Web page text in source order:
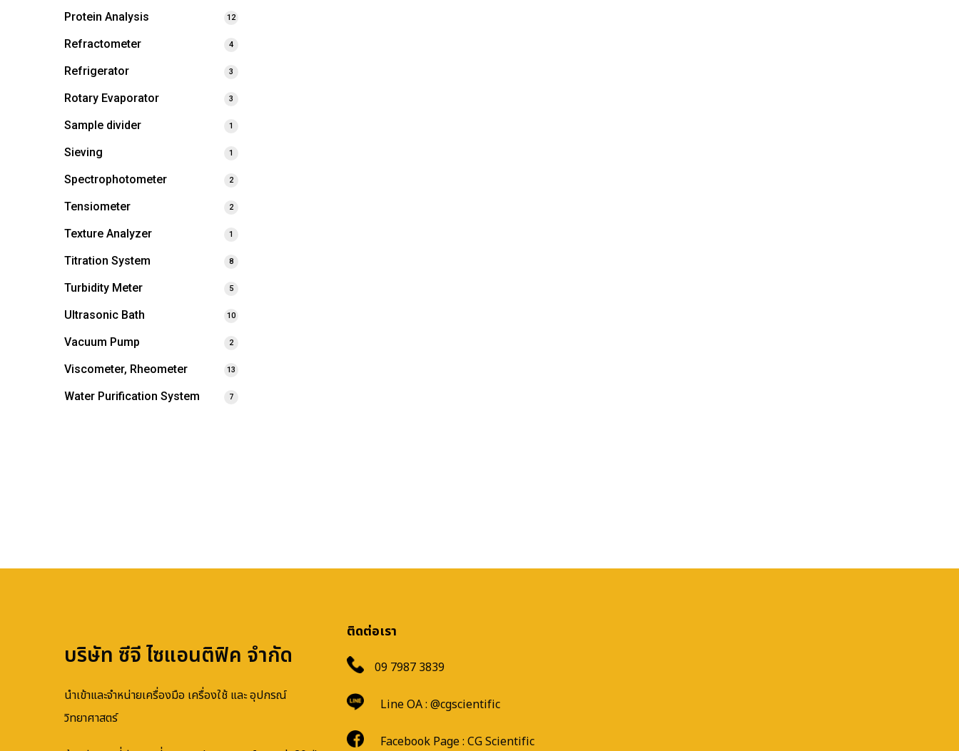
Protein Analysis 12
Refractometer 4
Refrigerator 3
Rotary Evaporator 3
Sample divider 1
Sieving 1
Spectrophotometer 2
Tensiometer 2
Texture Analyzer 1
Titration System 8
Turbidity Meter 5
Ultrasonic Bath 10
Vacuum Pump 2
Viscometer, Rheometer 13
Water Purification System 7
บริษัท ซีจี ไซแอนติฟิค จำกัด
นำเข้าและจำหน่ายเครื่องมือ เครื่องใช้ และ อุปกรณ์
วิทยาศาสตร์
ติดต่อเรา
09 7987 3839
Line OA : @cgscientific
Facebook Page : CG Scientific